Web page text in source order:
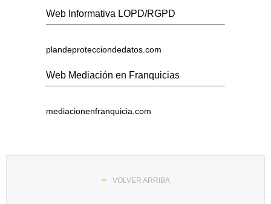
Web Informativa LOPD/RGPD
plandeprotecciondedatos.com
Web Mediación en Franquicias
mediacionenfranquicia.com
VOLVER ARRIBA